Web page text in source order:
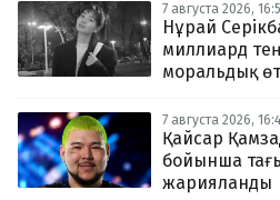
7 августа 2026,
Нұрай
миллиард
моральдық
7 августа 2026,
Қайсар
бойынша
жарияланды